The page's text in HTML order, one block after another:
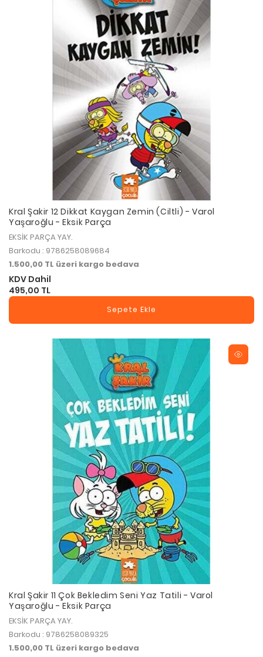
Kral Şakir 12 Dikkat Kaygan Zemin (Ciltli) - Varol
Yaşaroğlu - Eksik Parça
EKSİK PARÇA YAY.
Barkodu : 9786258089684
1.500,00 TL üzeri kargo bedava
KDV Dahil
495,00 TL
Sepete Ekle
Kral Şakir 11 Çok Bekledim Seni Yaz Tatili - Varol
Yaşaroğlu - Eksik Parça
EKSİK PARÇA YAY.
Barkodu : 9786258089325
1.500,00 TL üzeri kargo bedava